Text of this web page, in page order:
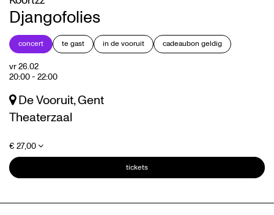
Djangofolies
concert te gast in de vooruit cadeaubon geldig
vr 26.02
20:00- 22:00
De Vooruit, Gent
Theaterzaal
€ 27,00
tickets
Inzoomen